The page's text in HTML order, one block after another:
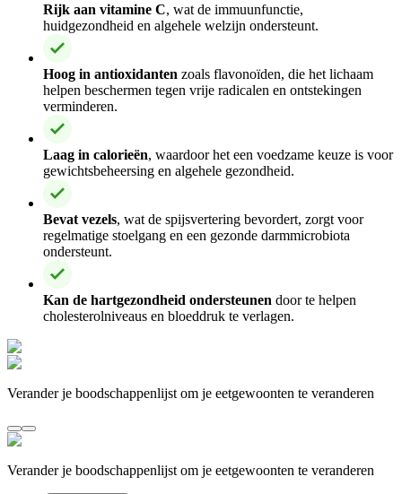
Rijk aan vitamine C, wat de immuunfunctie,
huidgezondheid en algehele welzijn ondersteunt.
Hoog in antioxidanten zoals flavonoïden, die het lichaam
helpen beschermen tegen vrije radicalen en ontstekingen
verminderen.
Laag in calorieën, waardoor het een voedzame keuze is voor
gewichtsbeheersing en algehele gezondheid.
Bevat vezels, wat de spijsvertering bevordert, zorgt voor
regelmatige stoelgang en een gezonde darmmicrobiota
ondersteunt.
Kan de hartgezondheid ondersteunen door te helpen
cholesterolniveaus en bloeddruk te verlagen.
Verander je boodschappenlijst om je eetgewoonten te veranderen
Verander je boodschappenlijst om je eetgewoonten te veranderen